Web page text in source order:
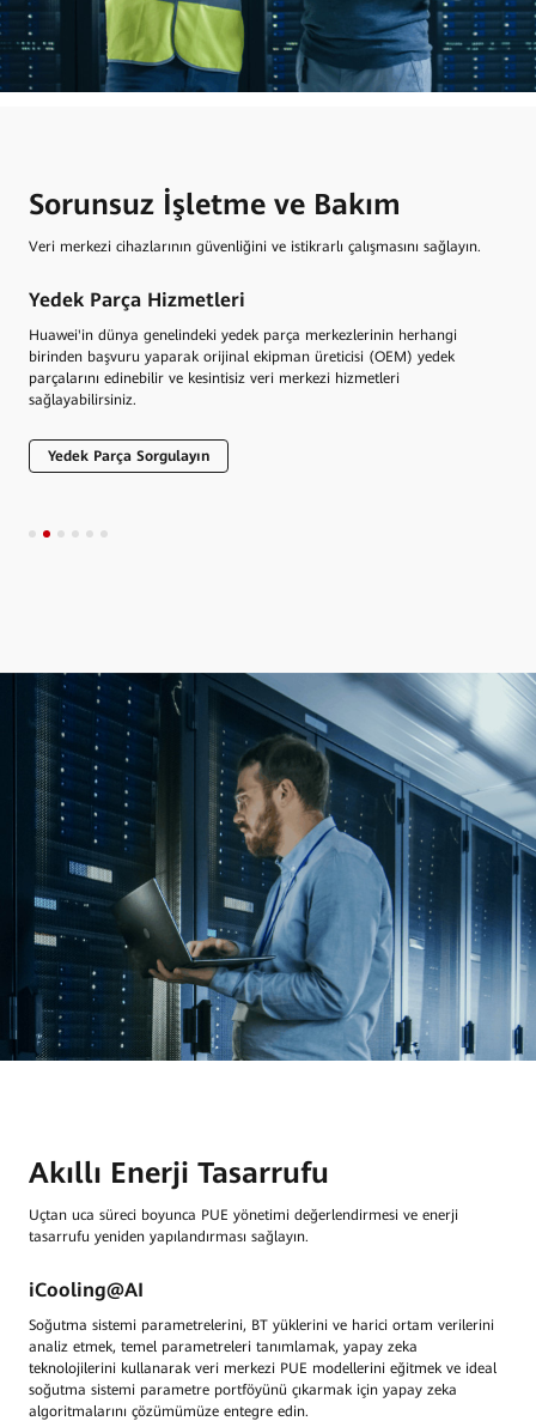
Sorunsuz İşletme ve Bakım
Veri merkezi cihazlarının güvenliğini ve istikrarlı çalışmasını sağlayın.
Yedek Parça Hizmetleri
Huawei'in dünya genelindeki yedek parça merkezlerinin herhangi
birinden başvuru yaparak orijinal ekipman üreticisi (OEM) yedek
parçalarını edinebilir ve kesintisiz veri merkezi hizmetleri
sağlayabilirsiniz.
Yedek Parça Sorgulayın
Akıllı Enerji Tasarrufu
Uçtan uca süreci boyunca PUE yönetimi değerlendirmesi ve enerji
tasarrufu yeniden yapılandırması sağlayın.
iCooling@AI
Soğutma sistemi parametrelerini, BT yüklerini ve harici ortam verilerini
analiz etmek, temel parametreleri tanımlamak, yapay zeka
teknolojilerini kullanarak veri merkezi PUE modellerini eğitmek ve ideal
soğutma sistemi parametre portföyünü çıkarmak için yapay zeka
algoritmalarını çözümümüze entegre edin.